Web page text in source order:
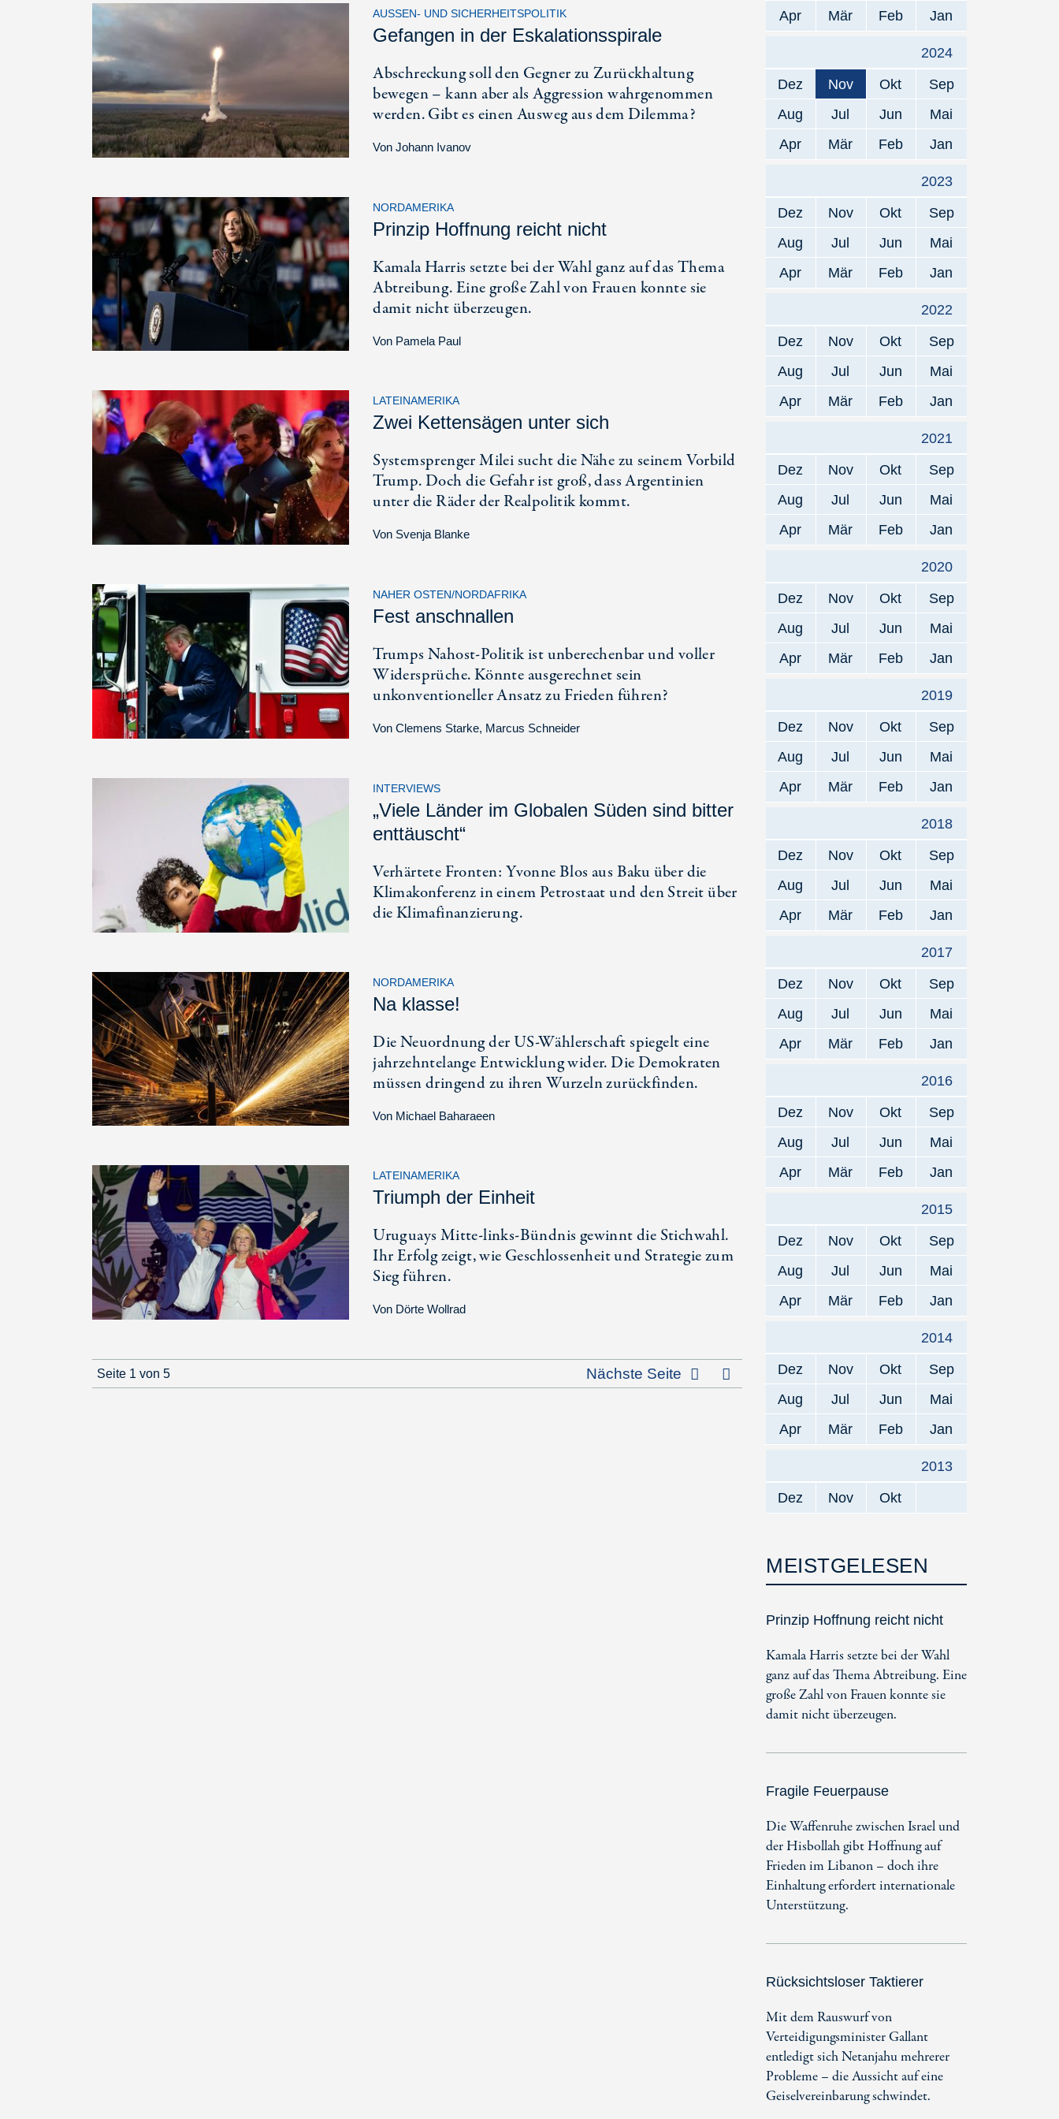
AUSSEN- UND SICHERHEITSPOLITIK
Gefangen in der Eskalationsspirale
Abschreckung soll den Gegner zu Zurückhaltung
bewegen – kann aber als Aggression wahrgenommen
werden. Gibt es einen Ausweg aus dem Dilemma?
VonJohann Ivanov
NORDAMERIKA
Prinzip Hoffnung reicht nicht
Kamala Harris setzte bei der Wahl ganz auf das Thema
Abtreibung. Eine große Zahl von Frauen konnte sie
damit nicht überzeugen.
Von Pamela Paul
LATEINAMERIKA
Zwei Kettensägen unter sich
Systemsprenger Milei sucht die Nähe zu seinem Vorbild
Trump. Doch die Gefahr ist groß, dass Argentinien
unter die Räder der Realpolitik kommt.
Von Svenja Blanke
NAHER OSTEN/NORDAFRIKA
Fest anschnallen
Trumps Nahost-Politik ist unberechenbar und voller
Widersprüche. Könnte ausgerechnet sein
unkonventioneller Ansatz zu Frieden führen?
VonClemens Starke, Marcus Schneider
INTERVIEWS
„Viele Länder im Globalen Süden sind bitter
enttäuscht“
Verhärtete Fronten: Yvonne Blos aus Baku über die
Klimakonferenz in einem Petrostaat und den Streit über
die Klimafinanzierung.
NORDAMERIKA
Na klasse!
Die Neuordnung der US-Wählerschaft spiegelt eine
jahrzehntelange Entwicklung wider. Die Demokraten
müssen dringend zu ihren Wurzeln zurückfinden.
Von Michael Baharaeen
LATEINAMERIKA
Triumph der Einheit
Uruguays Mitte-links-Bündnis gewinnt die Stichwahl.
Ihr Erfolg zeigt, wie Geschlossenheit und Strategie zum
Sieg führen.
Von Dörte Wollrad
Seite 1 von 5 Nächste Seite Letzte Seite
Apr
Mär Feb Jan
2024
Dez
Nov Okt
Sep
Aug
Jul Jun
Mai
Apr
Mär Feb Jan
2023
Dez
Nov Okt
Sep
Aug
Jul Jun
Mai
Apr
Mär Feb Jan
2022
Dez
Nov Okt
Sep
Aug
Jul Jun
Mai
Apr
Mär Feb Jan
2021
Dez
Nov Okt
Sep
Aug
Jul Jun
Mai
Apr
Mär Feb Jan
2020
Dez
Nov Okt
Sep
Aug
Jul Jun
Mai
Apr
Mär Feb Jan
2019
Dez
Nov Okt
Sep
Aug
Jul Jun
Mai
Apr
Mär Feb Jan
2018
Dez
Nov Okt
Sep
Aug
Jul Jun
Mai
Apr
Mär Feb Jan
2017
Dez
Nov Okt
Sep
Aug
Jul Jun
Mai
Apr
Mär Feb Jan
2016
Dez
Nov Okt
Sep
Aug
Jul Jun
Mai
Apr
Mär Feb Jan
2015
Dez
Nov Okt
Sep
Aug
Jul Jun
Mai
Apr
Mär Feb Jan
2014
Dez
Nov Okt
Sep
Aug
Jul Jun
Mai
Apr
Mär Feb Jan
2013
Dez
Nov Okt
MEISTGELESEN
Prinzip Hoffnung reicht nicht
Kamala Harris setzte bei der Wahl
ganz auf das Thema Abtreibung. Eine
große Zahl von Frauen konnte sie
damit nicht überzeugen.
Fragile Feuerpause
Die Waffenruhe zwischen Israel und
der Hisbollah gibt Hoffnung auf
Frieden im Libanon – doch ihre
Einhaltung erfordert internationale
Unterstützung.
Rücksichtsloser Taktierer
Mit dem Rauswurf von
Verteidigungsminister Gallant
entledigt sich Netanjahu mehrerer
Probleme – die Aussicht auf eine
Geiselvereinbarung schwindet.